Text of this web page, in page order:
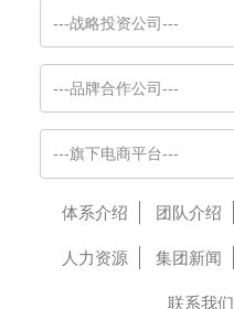
---战略投资公司---
---品牌合作公司---
---旗下电商平台---
体系介绍 团队介绍
人力资源 集团新闻
联系我们